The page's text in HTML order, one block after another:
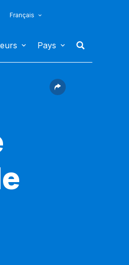
Français
Pays